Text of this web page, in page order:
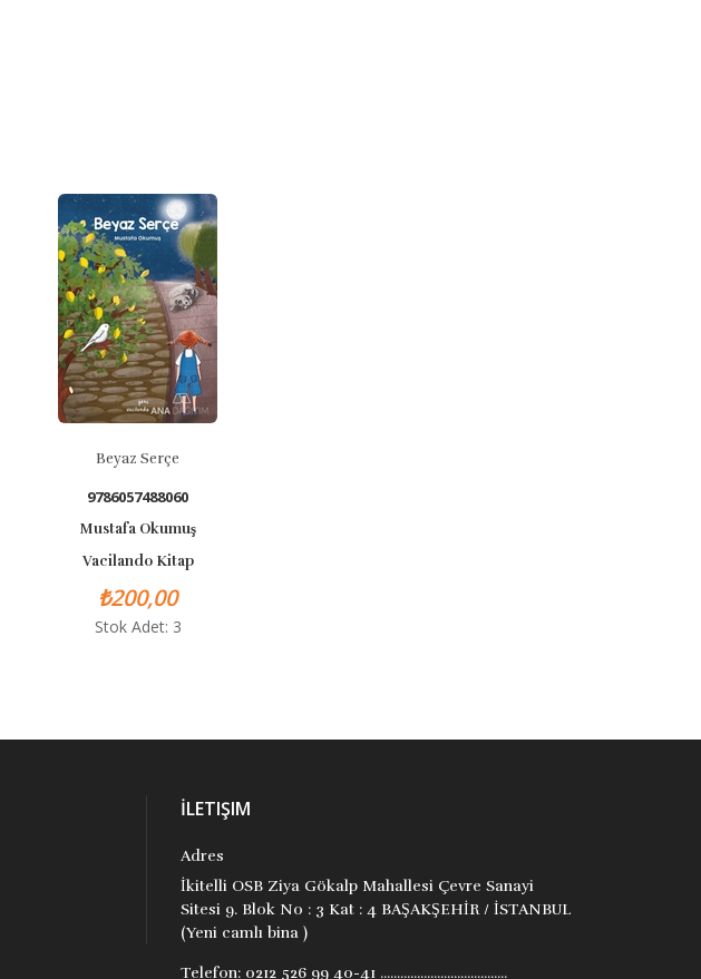
Beyaz Serçe
9786057488060
Mustafa Okumuş
Vacilando Kitap
₺200,00
Stok Adet: 3
İLETIŞIM
Adres
İkitelli OSB Ziya Gökalp Mahallesi Çevre Sanayi
Sitesi 9. Blok No : 3 Kat : 4 BAŞAKŞEHİR / İSTANBUL
(Yeni camlı bina )
Telefon: 0212 526 99 40-41 ......................................